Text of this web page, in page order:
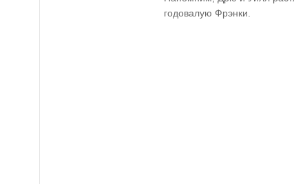
годовалую Фрэнки.